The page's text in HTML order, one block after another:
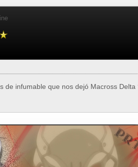
de infumable que nos dejó Macross